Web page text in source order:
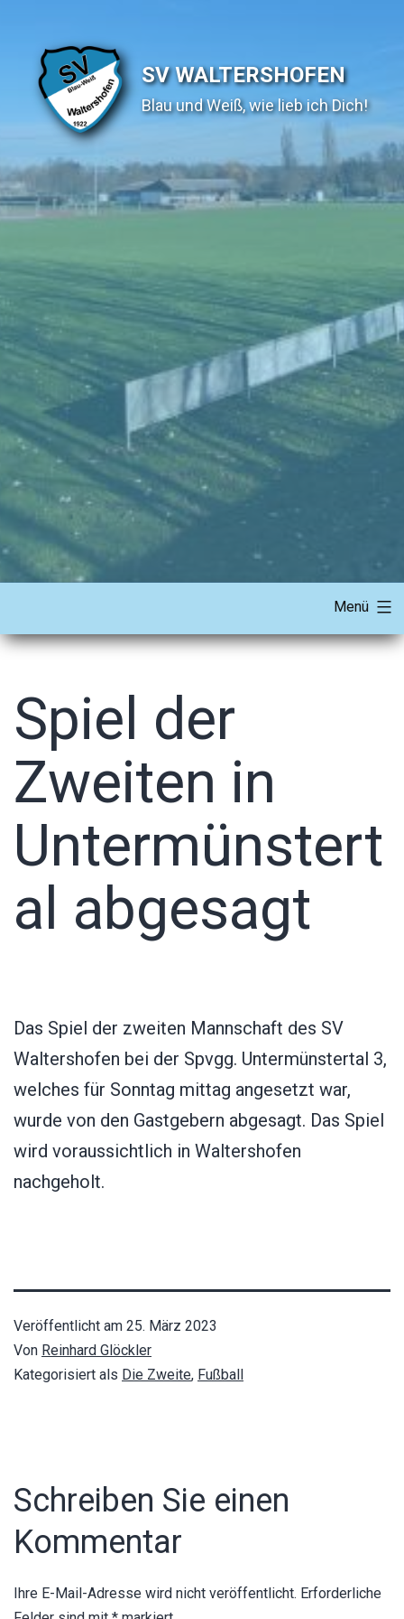
SV WALTERSHOFEN
Blau und Weiß, wie lieb ich Dich!
Menü
Spiel der
Zweiten in
Untermünstert
al abgesagt
Das Spiel der zweiten Mannschaft des SV
Waltershofen bei der Spvgg. Untermünstertal 3,
welches für Sonntag mittag angesetzt war,
wurde von den Gastgebern abgesagt. Das Spiel
wird voraussichtlich in Waltershofen
nachgeholt.
Veröffentlicht am 25. März 2023
Von Reinhard Glöckler
Kategorisiert als Die Zweite, Fußball
Schreiben Sie einen
Kommentar
Ihre E-Mail-Adresse wird nicht veröffentlicht. Erforderliche